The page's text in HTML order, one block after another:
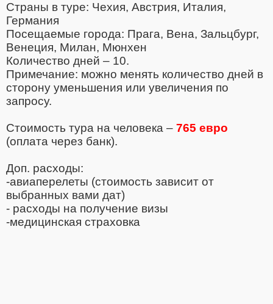
Страны в туре: Чехия, Австрия, Италия,
Германия
Посещаемые города: Прага, Вена, Зальцбург,
Венеция, Милан, Мюнхен
Количество дней – 10.
Примечание: можно менять количество дней в
сторону уменьшения или увеличения по
запросу.
Стоимость тура на человека – 765 евро
(оплата через банк).
Доп. расходы:
-авиаперелеты (стоимость зависит от
выбранных вами дат)
- расходы на получение визы
-медицинская страховка